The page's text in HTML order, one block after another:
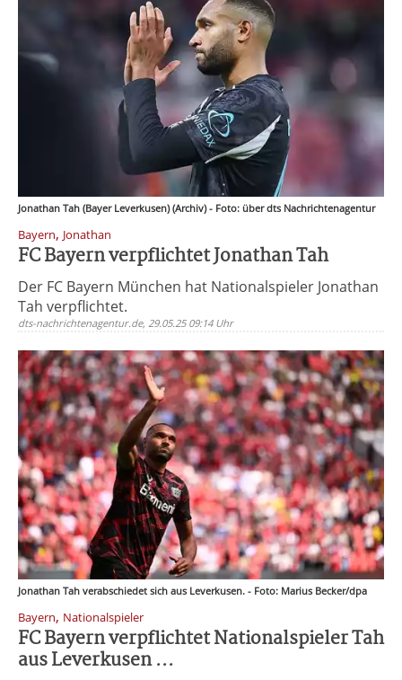
Jonathan Tah (Bayer Leverkusen) (Archiv) - Foto: über dts Nachrichtenagentur
Bayern, Jonathan
FC Bayern verpflichtet Jonathan Tah
Der FC Bayern München hat Nationalspieler Jonathan
Tah verpflichtet.
dts-nachrichtenagentur.de, 29.05.25 09:14 Uhr
Jonathan Tah verabschiedet sich aus Leverkusen. - Foto: Marius Becker/dpa
Bayern, Nationalspieler
FC Bayern verpflichtet Nationalspieler Tah
aus Leverkusen ...